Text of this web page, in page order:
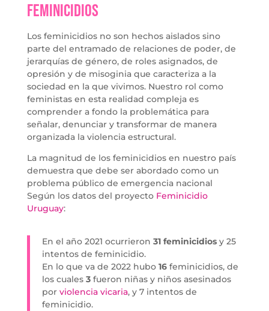
Feminicidios
Los feminicidios no son hechos aislados sino
parte del entramado de relaciones de poder, de
jerarquías de género, de roles asignados, de
opresión y de misoginia que caracteriza a la
sociedad en la que vivimos. Nuestro rol como
feministas en esta realidad compleja es
comprender a fondo la problemática para
señalar, denunciar y transformar de manera
organizada la violencia estructural.
La magnitud de los feminicidios en nuestro país
demuestra que debe ser abordado como un
problema público de emergencia nacional
Según los datos del proyecto Feminicidio
Uruguay:
En el año 2021 ocurrieron 31 feminicidiosy 25
intentos de feminicidio.
En lo que va de 2022 hubo 16feminicidios, de
los cuales 3fueron niñas y niños asesinados
por violencia vicaria, y 7 intentos de
feminicidio.